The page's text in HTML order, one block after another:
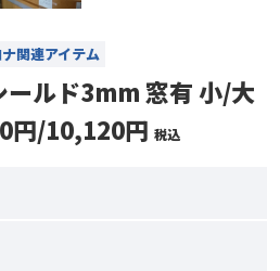
関連アイテム
ールド3mm 窓有 小/大
円/10,120円 税込